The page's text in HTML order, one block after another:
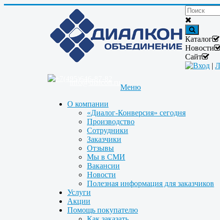
Каталог
Новости
Сайт
Вход |
Меню
О компании
«Диалог-Конверсия» сегодня
Производство
Сотрудники
Заказчики
Отзывы
Мы в СМИ
Вакансии
Новости
Полезная информация для заказчиков
Услуги
Акции
Помощь покупателю